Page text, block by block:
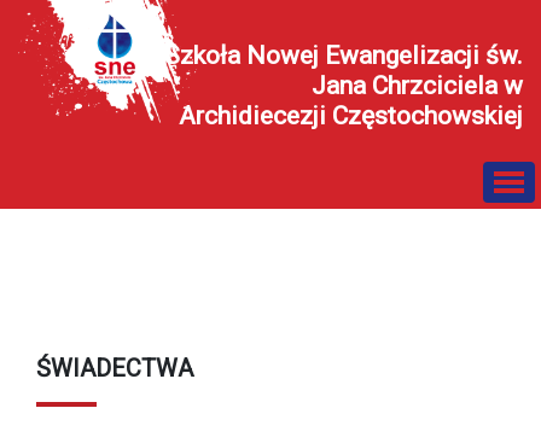
Szkoła Nowej Ewangelizacji św.
Jana Chrzciciela w
Archidiecezji Częstochowskiej
ŚWIADECTWA